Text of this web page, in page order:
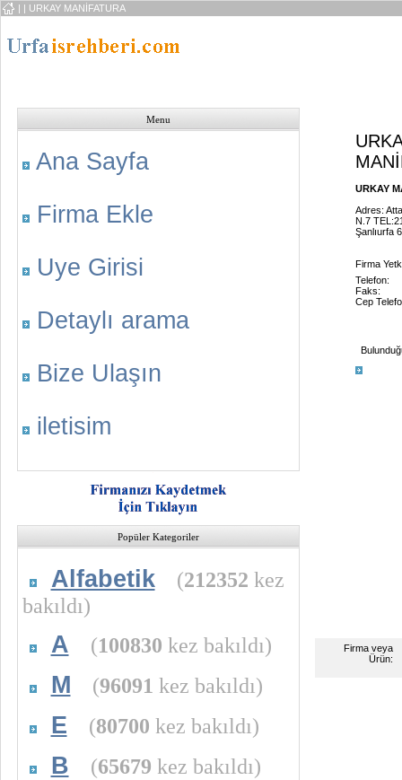
| | URKAY MANİFATURA
Menu
Ana Sayfa
Firma Ekle
Uye Girisi
Detaylı arama
Bize Ulaşın
iletisim
Popüler Kategoriler
Alfabetik (212352 kez
bakıldı)
A (100830 kez bakıldı)
M (96091 kez bakıldı)
E (80700 kez bakıldı)
B (65679 kez bakıldı)
URKAY
Adres:
N.7
Şanlıurfa
Firma
Telefon:
Faks:
Cep
Firma veya
Ürün: